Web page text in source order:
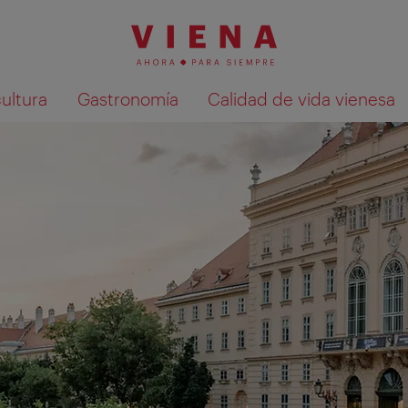
Gastronomía Calidad de vida vienesa
Mostrar resultados de la búsqueda en